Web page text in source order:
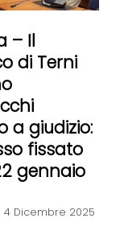
– Il
di Terni
a giudizio:
fissato
gennaio
4 Dicembre 2025